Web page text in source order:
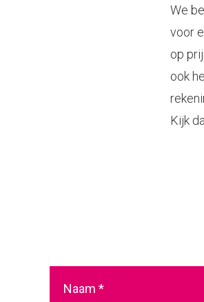
We
voor
op
ook
Kijk